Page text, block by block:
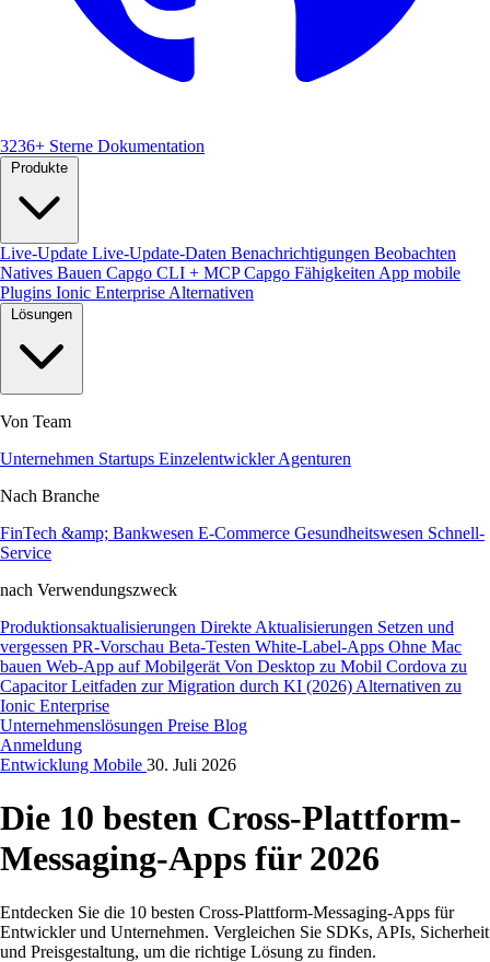
3236+ Sterne Dokumentation
Produkte
Live-Update Live-Update-Daten Benachrichtigungen Beobachten
Natives Bauen Capgo CLI + MCPCapgo Fähigkeiten App mobile
Plugins Ionic Enterprise Alternativen
Lösungen
Von Team
Unternehmen Startups EinzelentwicklerAgenturen
Nach Branche
FinTech &amp; Bankwesen E-Commerce Gesundheitswesen Schnell-
Service
nach Verwendungszweck
Produktionsaktualisierungen Direkte Aktualisierungen Setzen und
vergessen PR-Vorschau Beta-Testen White-Label-Apps Ohne Mac
bauen Web-App auf Mobilgerät Von Desktop zu Mobil Cordova zu
CapacitorLeitfaden zur Migration durch KI (2026) Alternativen zu
Ionic Enterprise
Unternehmenslösungen Preise Blog
Anmeldung
Entwicklung Mobile 30. Juli 2026
Die 10 besten Cross-Plattform-
Messaging-Apps für 2026
Entdecken Sie die 10 besten Cross-Plattform-Messaging-Apps für
Entwickler und Unternehmen. Vergleichen Sie SDKs, APIs, Sicherheit
und Preisgestaltung, um die richtige Lösung zu finden.